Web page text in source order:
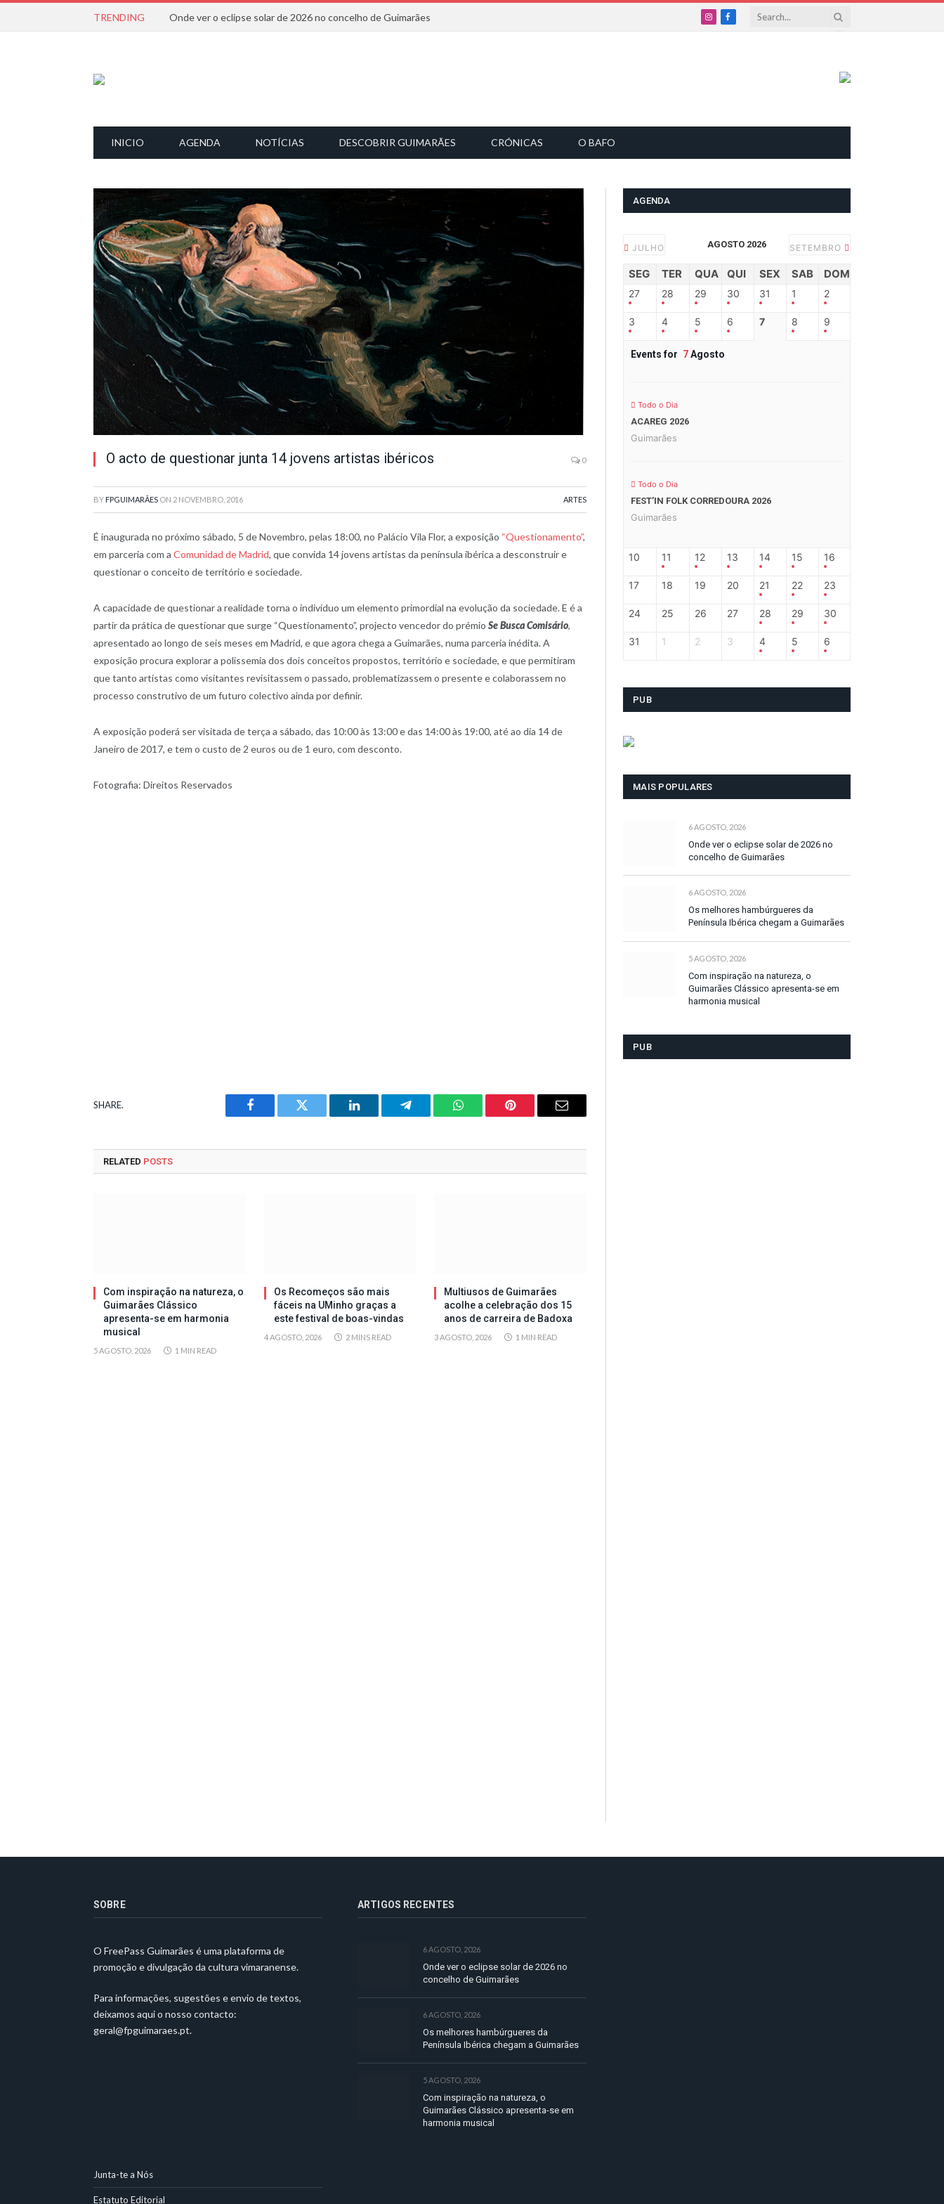
TRENDING Onde ver o eclipse solar de 2026 no concelho de Guimarães
InstagramFacebook
INICIO AGENDA NOTÍCIAS DESCOBRIR GUIMARÃES CRÓNICAS O BAFO
O acto de questionar junta 14 jovens artistas ibéricos 0
BY FPGUIMARÃES ON 2 NOVEMBRO, 2016 ARTES
É inaugurada no próximo sábado, 5 de Novembro, pelas 18:00, no Palácio Vila Flor, a exposição “Questionamento”,
em parceria com a Comunidad de Madrid, que convida 14 jovens artistas da península ibérica a desconstruir e
questionar o conceito de território e sociedade.
A capacidade de questionar a realidade torna o indivíduo um elemento primordial na evolução da sociedade. E é a
partir da prática de questionar que surge “Questionamento”, projecto vencedor do prémio Se Busca Comisário,
apresentado ao longo de seis meses em Madrid, e que agora chega a Guimarães, numa parceria inédita. A
exposição procura explorar a polissemia dos dois conceitos propostos, território e sociedade, e que permitiram
que tanto artistas como visitantes revisitassem o passado, problematizassem o presente e colaborassem no
processo construtivo de um futuro colectivo ainda por definir.
A exposição poderá ser visitada de terça a sábado, das 10:00 às 13:00 e das 14:00 às 19:00, até ao dia 14 de
Janeiro de 2017, e tem o custo de 2 euros ou de 1 euro, com desconto.
Fotografia: Direitos Reservados
SHARE.
Facebook Twitter LinkedIn Telegram WhatsAppPinterest Email
RELATED POSTS
Com inspiração na natureza, o
Guimarães Clássico
apresenta-se em harmonia
musical
5 AGOSTO, 2026 1 MIN READ
Os Recomeços são mais
fáceis na UMinho graças a
este festival de boas-vindas
4 AGOSTO, 2026 2 MINS READ
Multiusos de Guimarães
acolhe a celebração dos 15
anos de carreira de Badoxa
3 AGOSTO, 2026 1 MIN READ
AGENDA
JULHO AGOSTO 2026 SETEMBRO
SEG TER QUA QUI SEX SAB DOM
27 28 29 30 31 1 2
3 4 5 6 7 8 9
Events for 7Agosto
Todo o Dia
ACAREG 2026
Guimarães
Todo o Dia
FEST’IN FOLK CORREDOURA 2026
Guimarães
10 11 12 13 14 15 16
17 18 19 20 21 22 23
24 25 26 27 28 29 30
31 1 2 3 4 5 6
PUB
MAIS POPULARES
6 AGOSTO, 2026
Onde ver o eclipse solar de 2026 no
concelho de Guimarães
6 AGOSTO, 2026
Os melhores hambúrgueres da
Península Ibérica chegam a Guimarães
5 AGOSTO, 2026
Com inspiração na natureza, o
Guimarães Clássico apresenta-se em
harmonia musical
PUB
SOBRE
O FreePass Guimarães é uma plataforma de
promoção e divulgação da cultura vimaranense.
Para informações, sugestões e envio de textos,
deixamos aqui o nosso contacto:
geral@fpguimaraes.pt.
ARTIGOS RECENTES
6 AGOSTO, 2026
Onde ver o eclipse solar de 2026 no
concelho de Guimarães
6 AGOSTO, 2026
Os melhores hambúrgueres da
Península Ibérica chegam a Guimarães
5 AGOSTO, 2026
Com inspiração na natureza, o
Guimarães Clássico apresenta-se em
harmonia musical
Junta-te a Nós
Estatuto Editorial